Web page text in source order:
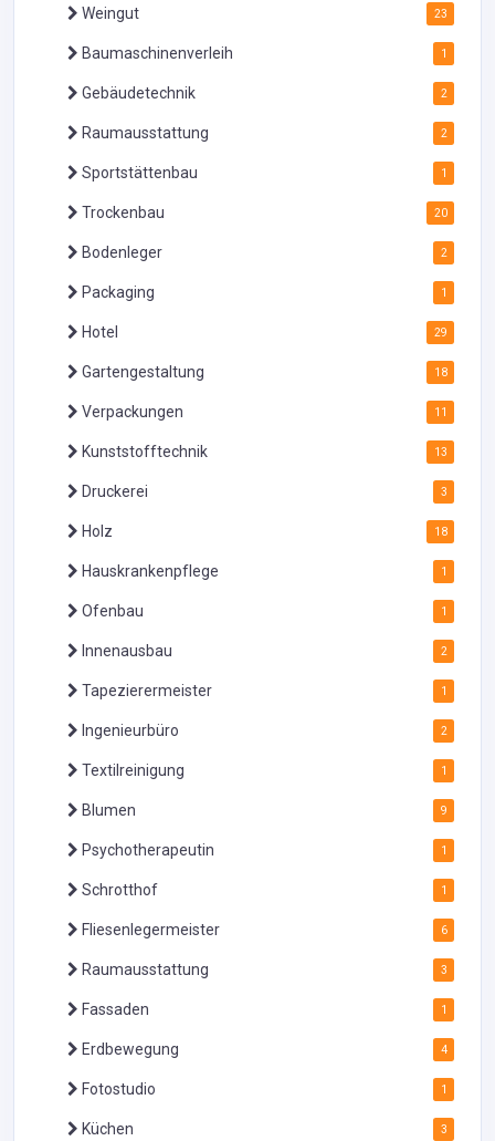
Weingut 23
Baumaschinenverleih 1
Gebäudetechnik 2
Raumausstattung 2
Sportstättenbau 1
Trockenbau 20
Bodenleger 2
Packaging 1
Hotel 29
Gartengestaltung 18
Verpackungen 11
Kunststofftechnik 13
Druckerei 3
Holz 18
Hauskrankenpflege 1
Ofenbau 1
Innenausbau 2
Tapezierermeister 1
Ingenieurbüro 2
Textilreinigung 1
Blumen 9
Psychotherapeutin 1
Schrotthof 1
Fliesenlegermeister 6
Raumausstattung 3
Fassaden 1
Erdbewegung 4
Fotostudio 1
Küchen 3